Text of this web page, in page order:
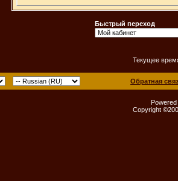
Быстрый переход
Текущее
Обратная
Copyright